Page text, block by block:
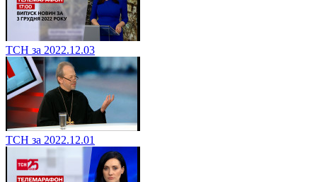
ТСН за 2022.12.03
ТСН за 2022.12.01